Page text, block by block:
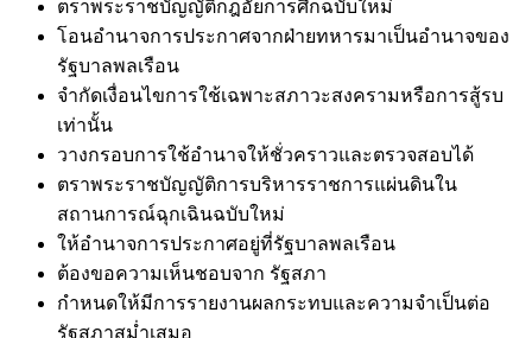
ตราพระราชบัญญัติกฎอัยการศึกฉบับใหม่
โอนอำนาจการประกาศจากฝ่ายทหารมาเป็นอำนาจของ
รัฐบาลพลเรือน
จำกัดเงื่อนไขการใช้เฉพาะสภาวะสงครามหรือการสู้รบ
เท่านั้น
วางกรอบการใช้อำนาจให้ชั่วคราวและตรวจสอบได้
ตราพระราชบัญญัติการบริหารราชการแผ่นดินใน
สถานการณ์ฉุกเฉินฉบับใหม่
ให้อำนาจการประกาศอยู่ที่รัฐบาลพลเรือน
ต้องขอความเห็นชอบจาก รัฐสภา
กำหนดให้มีการรายงานผลกระทบและความจำเป็นต่อ
รัฐสภาสม่ำเสมอ